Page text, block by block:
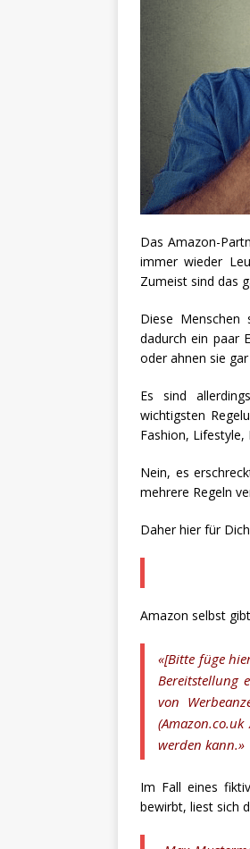
Das Amazon-
immer wieder
Zumeist sind das
Diese
dadurch ein paar
oder ahnen sie
Es sind
wichtigsten
Fashion, Lifestyle,
Nein, es
mehrere Regeln
Daher hier für
Amazon selbst
«[Bitte füge
Bereitstellung
von
werden kann.»
Im Fall eines
bewirbt, liest sich